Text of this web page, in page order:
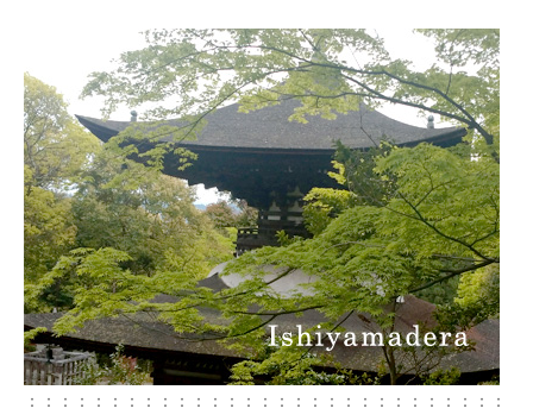
：：：：：：：：：：：：：：：：：：：：：：：：：：：：：